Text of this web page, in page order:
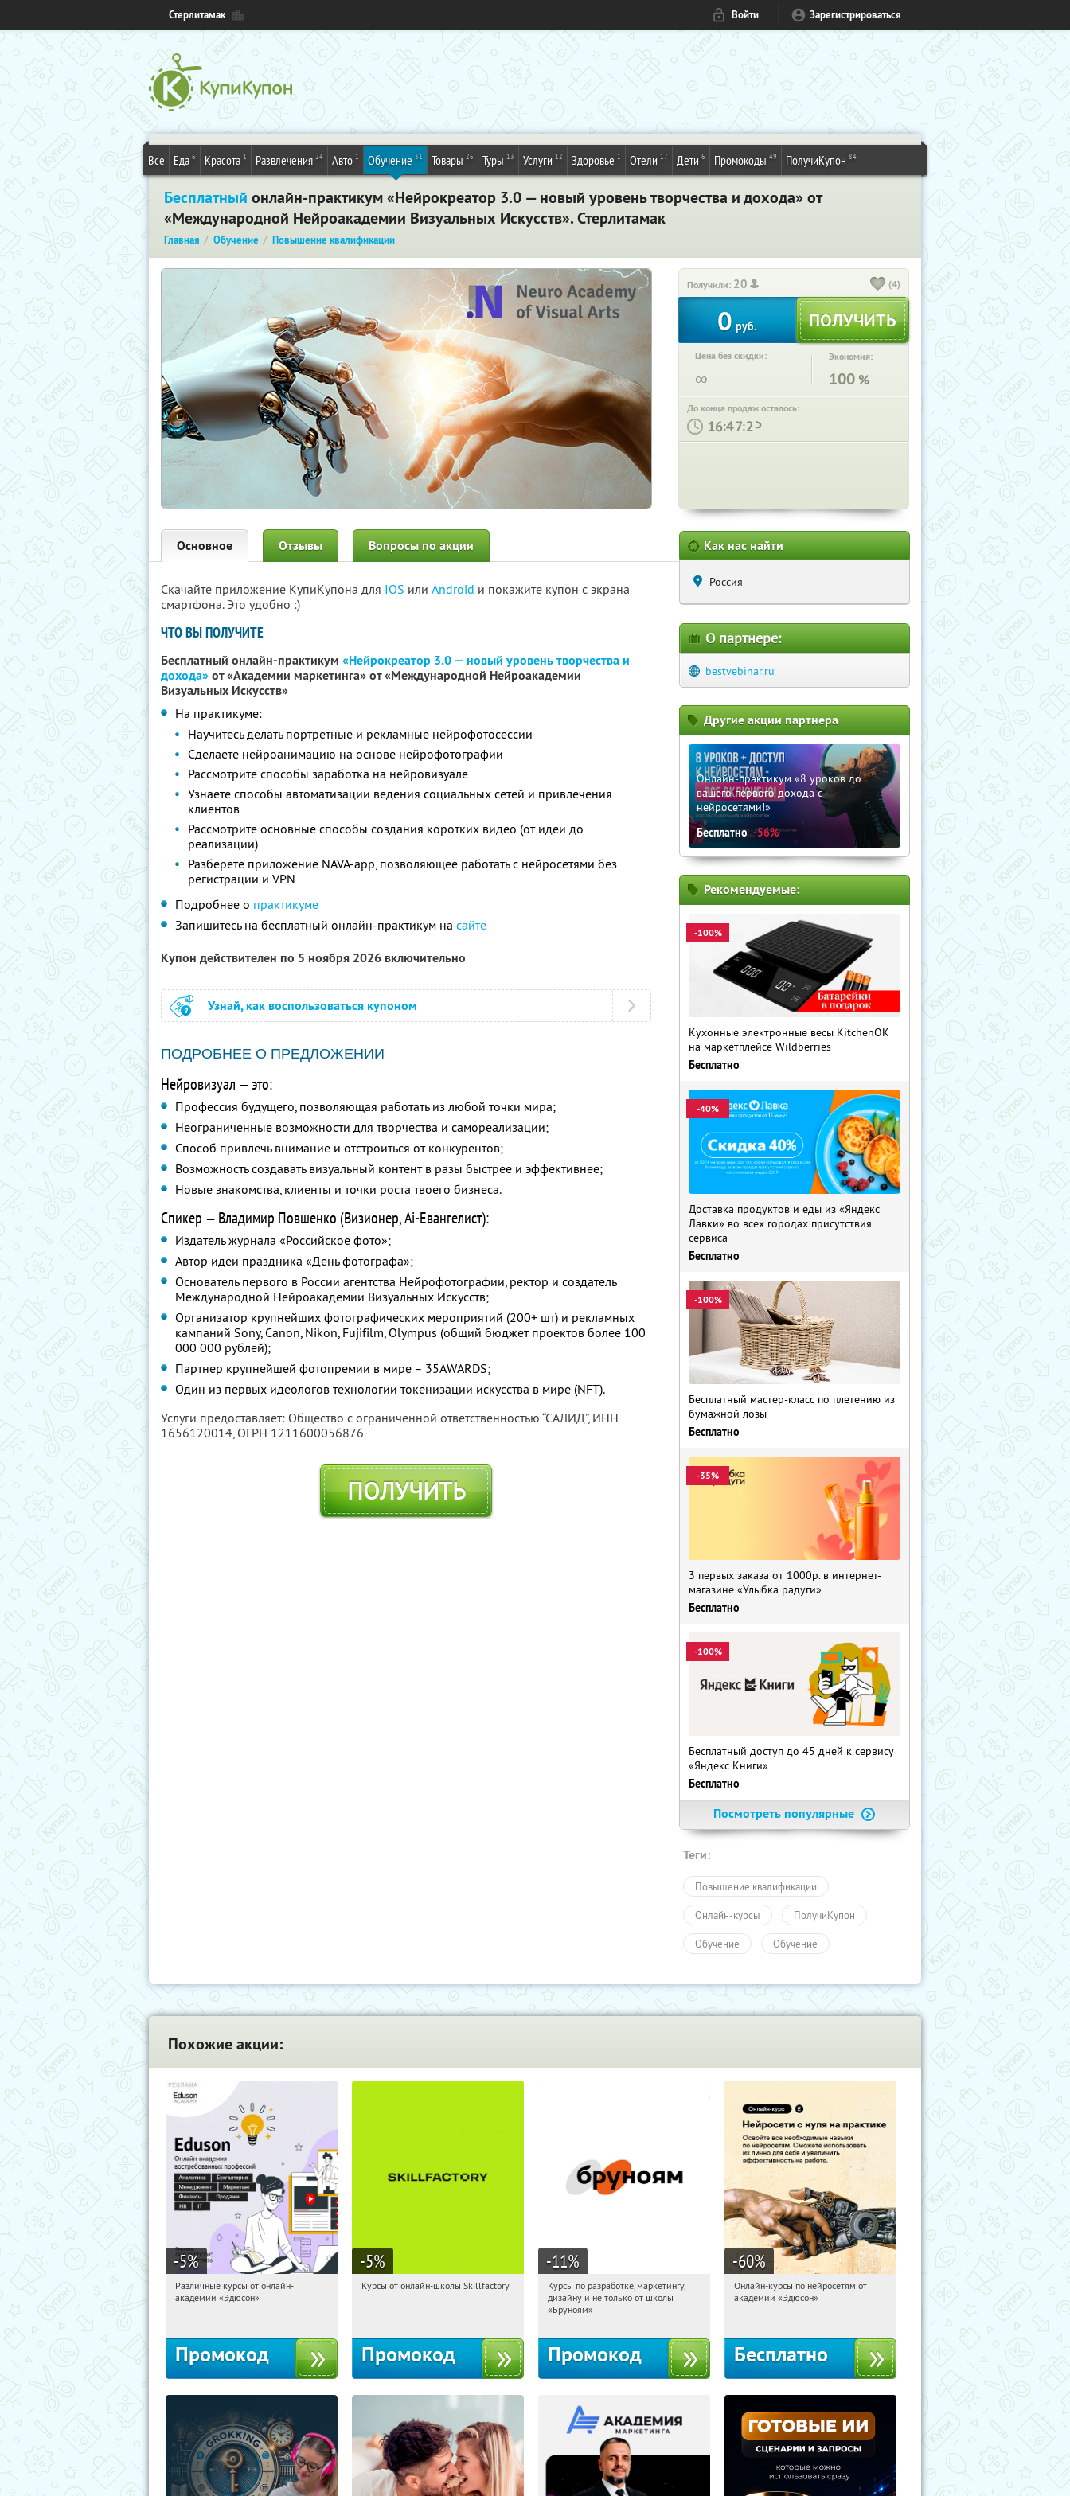
Стерлитамак Войти Зарегистрироваться
Все Еда 6 Красота 1 Развлечения 24 Авто 1 Обучение 31 Товары 26 Туры 13 Услуги 12 Здоровье 1 Отели 17 Дети 6 Промокоды 49 ПолучиКупон 84
Бесплатный онлайн-практикум «Нейрокреатор 3.0 — новый уровень творчества и дохода» от
«Международной Нейроакадемии Визуальных Искусств». Стерлитамак
Главная Обучение Повышение квалификации
Получили: 20 (4)
0 руб.
Цена без скидки:
∞
Экономия:
100 %
До конца продаж осталось:
: :
Основное Отзывы Вопросы по акции
Скачайте приложение КупиКупона для IOS или Android и покажите купон с экрана
смартфона. Это удобно :)
ЧТО ВЫ ПОЛУЧИТЕ
Бесплатный онлайн-практикум «Нейрокреатор 3.0 — новый уровень творчества и
дохода»от «Академии маркетинга» от «Международной Нейроакадемии
Визуальных Искусств»
На практикуме:
Научитесь делать портретные и рекламные нейрофотосессии
Сделаете нейроанимацию на основе нейрофотографии
Рассмотрите способы заработка на нейровизуале
Узнаете способы автоматизации ведения социальных сетей и привлечения
клиентов
Рассмотрите основные способы создания коротких видео (от идеи до
реализации)
Разберете приложение NAVA-app, позволяющее работать с нейросетями без
регистрации и VPN
Подробнее о практикуме
Запишитесь на бесплатный онлайн-практикум на сайте
Купон действителен по 5 ноября 2026 включительно
Узнай, как воспользоваться купоном
ПОДРОБНЕЕ О ПРЕДЛОЖЕНИИ
Нейровизуал — это:
Профессия будущего, позволяющая работать из любой точки мира;
Неограниченные возможности для творчества и самореализации;
Способ привлечь внимание и отстроиться от конкурентов;
Возможность создавать визуальный контент в разы быстрее и эффективнее;
Новые знакомства, клиенты и точки роста твоего бизнеса.
Спикер — Владимир Повшенко (Визионер, Ai-Евангелист):
Издатель журнала «Российское фото»;
Автор идеи праздника «День фотографа»;
Основатель первого в России агентства Нейрофотографии, ректор и создатель
Международной Нейроакадемии Визуальных Искусств;
Организатор крупнейших фотографических мероприятий (200+ шт) и рекламных
кампаний Sony, Canon, Nikon, Fujifilm, Olympus (общий бюджет проектов более 100
000 000 рублей);
Партнер крупнейшей фотопремии в мире – 35AWARDS;
Один из первых идеологов технологии токенизации искусства в мире (NFT).
Услуги предоставляет: Общество с ограниченной ответственностью “САЛИД”, ИНН
1656120014, ОГРН 1211600056876
ПОЛУЧИТЬ
Как нас найти
Россия
О партнере:
bestvebinar.ru
Другие акции партнера
Онлайн-практикум «8 уроков до
вашего первого дохода с
нейросетями!»
Бесплатно -56%
Рекомендуемые:
-100%
Кухонные электронные весы KitchenOK
на маркетплейсе Wildberries
Бесплатно
-40%
Доставка продуктов и еды из «Яндекс
Лавки» во всех городах присутствия
сервиса
Бесплатно
-100%
Бесплатный мастер-класс по плетению из
бумажной лозы
Бесплатно
-35%
3 первых заказа от 1000р. в интернет-
магазине «Улыбка радуги»
Бесплатно
-100%
Бесплатный доступ до 45 дней к сервису
«Яндекс Книги»
Бесплатно
Посмотреть популярные
Теги:
Повышение квалификации
Онлайн-курсы ПолучиКупон
Обучение Обучение
Похожие акции:
-5%
19:46:05 Получили:
Различные курсы от онлайн-
академии «Эдюсон»
Промокод
-5%
19:46:05
Получи первым!
Курсы от онлайн-школы Skillfactory
Промокод
-11%
19:46:05
Получи первым!
Россия
Курсы по разработке, маркетингу,
дизайну и не только от школы
«Бруноям»
Промокод
-60%
19:46:05 Получили:
Онлайн-курсы по нейросетям от
академии «Эдюсон»
Бесплатно